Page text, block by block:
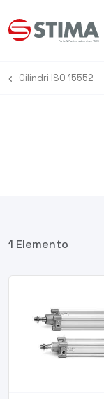
Cilindri ISO 15552
1 Elemento